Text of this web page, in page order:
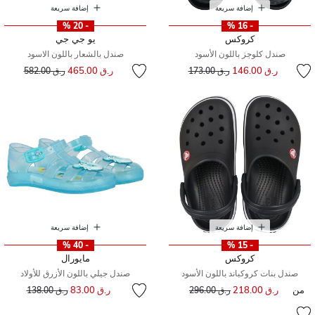
إضافة سريعة
- 16 %
كروكس
صندل كلوجز باللون الأسود
ر.ق 146.00 سعر مخفض منر.ق 173.00
إضافة سريعة
- 20 %
يو جي جي
صندل بالشعار باللون الاسود
ر.ق 465.00 سعر مخفض من
ر.ق 582.00 إلى
إضافة سريعة
- 15 %
كروكس
صندل بنات كروكباند باللون الأسود
من ر.ق 218.00 سعر مخفض منر.ق 296.00
إضافة سريعة
- 40 %
مايورال
صندل جيلي باللون الأزرق للأولاد
ر.ق 83.00 سعر مخفض من
ر.ق 138.00 إلى